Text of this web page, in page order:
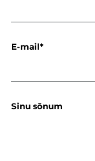
E-mail
Sinu sõnum